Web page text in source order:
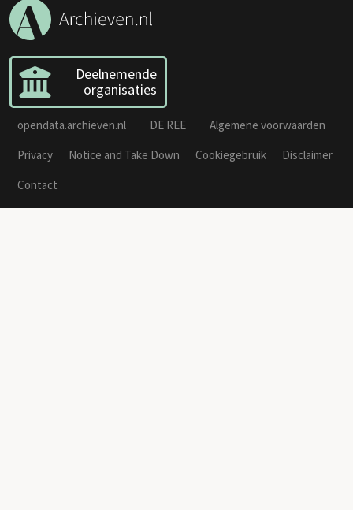
Deelnemende
organisaties
opendata.archieven.nl DE REE
Algemene voorwaarden
Privacy
Notice and Take Down Cookiegebruik
Disclaimer
Contact